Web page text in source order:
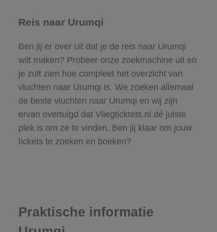
Reis naar Urumqi
Ben jij er over uit dat je de reis naar Urumqi
wilt maken? Probeer onze zoekmachine uit en
je zult zien hoe compleet het overzicht van
vluchten naar Urumqi is. We zoeken allemaal
de beste vluchten naar Urumqi en wij zijn
ervan overtuigd dat Vliegticktets.nl dé juiste
plek is om ze te vinden. Ben jij klaar om jouw
tickets te zoeken en boeken?
Praktische informatie